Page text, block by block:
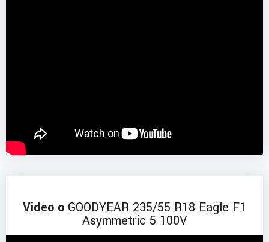
Video o GOODYEAR 235/55 R18 Eagle F1
Asymmetric 5 100V